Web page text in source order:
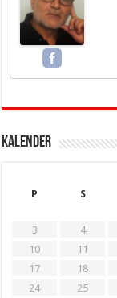
KALENDER
P
S
3
4
10
11
17
18
24
25